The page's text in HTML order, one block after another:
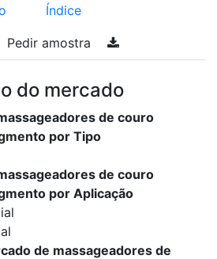
Índice
Pedir amostra
do mercado
de couro
por Tipo
de couro
por Aplicação
de massageadores de